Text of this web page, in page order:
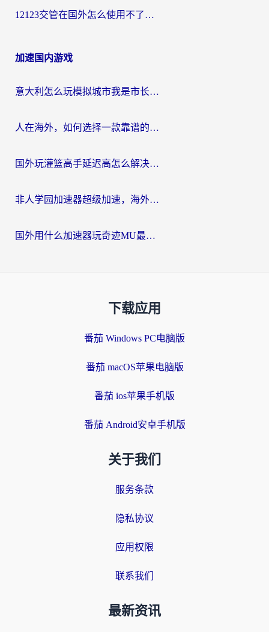
12123交管在国外怎么使用不了？海外华人必看的无缝访问国内资源指南
加速国内游戏
意大利怎么玩模拟城市我是市长？海外党国服游戏加速终极攻略（附三国3量子特攻解决办法）
人在海外，如何选择一款靠谱的玩剑灵2加速器？
国外玩灌篮高手延迟高怎么解决？海外玩家国服游戏加速终极指南
非人学园加速器超级加速，海外玩家重返国服的通行证
国外用什么加速器玩奇迹MU最好？2026海外玩家国服游戏加速全攻略
下载应用
番茄 Windows PC电脑版
番茄 macOS苹果电脑版
番茄 ios苹果手机版
番茄 Android安卓手机版
关于我们
服务条款
隐私协议
应用权限
联系我们
最新资讯